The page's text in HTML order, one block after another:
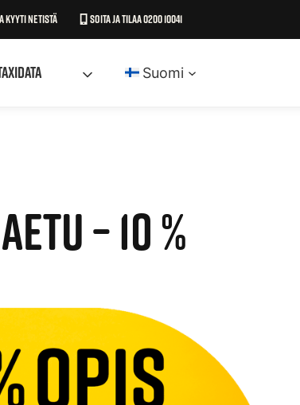
kyyti netistä Soita ja tilaa 0200 10041
Suomi
– 10 %